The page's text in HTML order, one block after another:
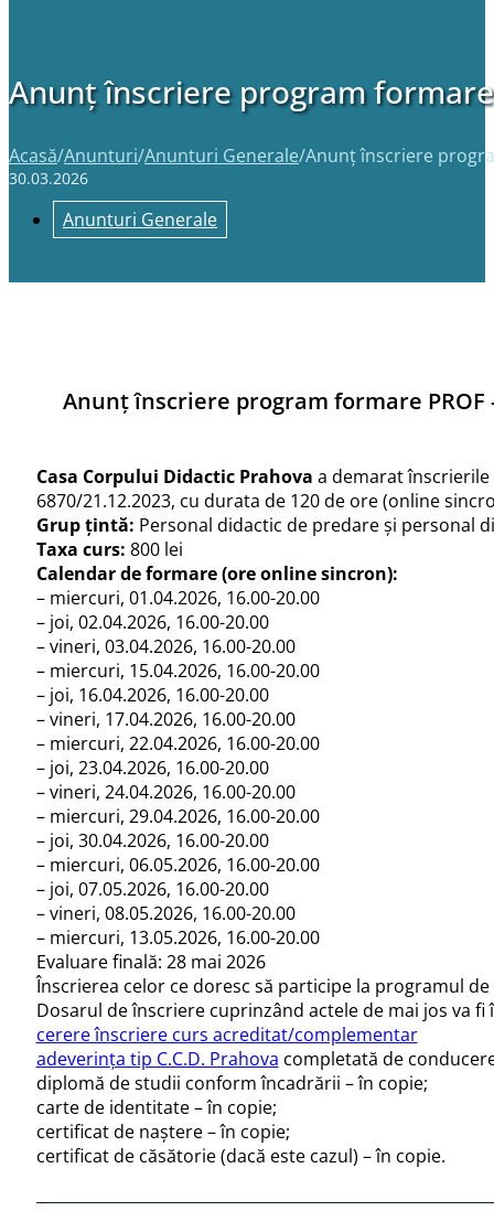
Anunț înscriere program
Acasă/Anunturi/Anunturi Generale/Anunț înscriere
30.03.2026
Anunturi Generale
Anunț înscriere program formare
Casa Corpului Didactic Prahova a demarat
6870/21.12.2023, cu durata de 120 de ore (online
Grup țintă: Personal didactic de predare și personal
Taxa curs: 800 lei
Calendar de formare (ore online sincron):
– miercuri, 01.04.2026, 16.00-20.00
– joi, 02.04.2026, 16.00-20.00
– vineri, 03.04.2026, 16.00-20.00
– miercuri, 15.04.2026, 16.00-20.00
– joi, 16.04.2026, 16.00-20.00
– vineri, 17.04.2026, 16.00-20.00
– miercuri, 22.04.2026, 16.00-20.00
– joi, 23.04.2026, 16.00-20.00
– vineri, 24.04.2026, 16.00-20.00
– miercuri, 29.04.2026, 16.00-20.00
– joi, 30.04.2026, 16.00-20.00
– miercuri, 06.05.2026, 16.00-20.00
– joi, 07.05.2026, 16.00-20.00
– vineri, 08.05.2026, 16.00-20.00
– miercuri, 13.05.2026, 16.00-20.00
Evaluare finală: 28 mai 2026
Înscrierea celor ce doresc să participe la programul
Dosarul de înscriere cuprinzând actele de mai jos va
cerere înscriere curs acreditat/complementar
adeverinţa tip C.C.D. Prahova completată de
diplomă de studii conform încadrării – în copie;
carte de identitate – în copie;
certificat de naştere – în copie;
certificat de căsătorie (dacă este cazul) – în copie.